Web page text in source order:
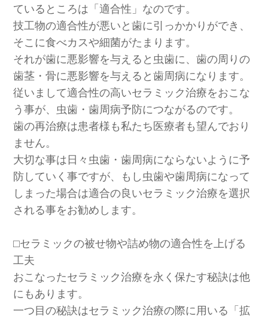
ているところは「適合性」なのです。
技工物の適合性が悪いと歯に引っかかりができ、
そこに食べカスや細菌がたまります。
それが歯に悪影響を与えると虫歯に、歯の周りの
歯茎・骨に悪影響を与えると歯周病になります。
従いまして適合性の高いセラミック治療をおこな
う事が、虫歯・歯周病予防につながるのです。
歯の再治療は患者様も私たち医療者も望んでおり
ません。
大切な事は日々虫歯・歯周病にならないように予
防していく事ですが、もし虫歯や歯周病になって
しまった場合は適合の良いセラミック治療を選択
される事をお勧めします。
⬜︎セラミックの被せ物や詰め物の適合性を上げる
工夫
おこなったセラミック治療を永く保たす秘訣は他
にもあります。
一つ目の秘訣はセラミック治療の際に用いる「拡